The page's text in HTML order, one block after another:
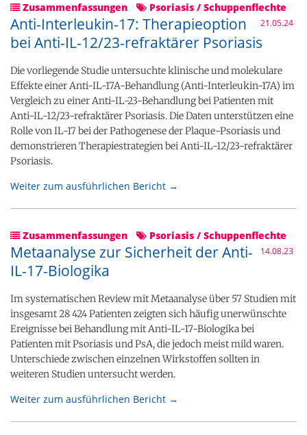
Zusammenfassungen Psoriasis / Schuppenflechte
21.05.24
Anti-Interleukin-17: Therapieoption
bei Anti-IL-12/23-refraktärer Psoriasis
Die vorliegende Studie untersuchte klinische und molekulare
Effekte einer Anti-IL-17A-Behandlung (Anti-Interleukin-17A) im
Vergleich zu einer Anti-IL-23-Behandlung bei Patienten mit
Anti-IL-12/23-refraktärer Psoriasis. Die Daten unterstützen eine
Rolle von IL-17 bei der Pathogenese der Plaque-Psoriasis und
demonstrieren Therapiestrategien bei Anti-IL-12/23-refraktärer
Psoriasis.
Weiter zum ausführlichen Bericht →
Zusammenfassungen Psoriasis / Schuppenflechte
14.08.23
Metaanalyse zur Sicherheit der Anti-
IL-17-Biologika
Im systematischen Review mit Metaanalyse über 57 Studien mit
insgesamt 28 424 Patienten zeigten sich häufig unerwünschte
Ereignisse bei Behandlung mit Anti-IL-17-Biologika bei
Patienten mit Psoriasis und PsA, die jedoch meist mild waren.
Unterschiede zwischen einzelnen Wirkstoffen sollten in
weiteren Studien untersucht werden.
Weiter zum ausführlichen Bericht →